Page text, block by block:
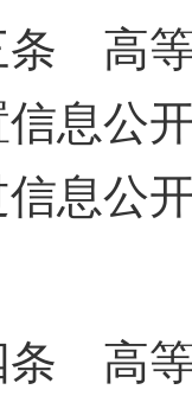
高等
信息公
息公
高等